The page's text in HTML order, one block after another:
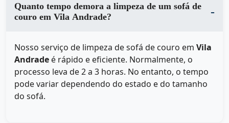
Quanto tempo demora a limpeza de um sofá de
couro em Vila Andrade?
Nosso serviço de limpeza de sofá de couro em Vila
Andrade é rápido e eficiente. Normalmente, o
processo leva de 2 a 3 horas. No entanto, o tempo
pode variar dependendo do estado e do tamanho
do sofá.